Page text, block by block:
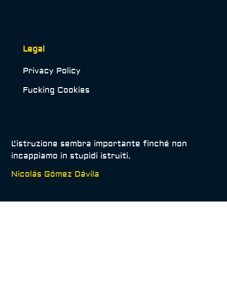
Legal
Privacy Policy
Fucking Cookies
L'istruzione sembra importante finché non
incappiamo in stupidi istruiti.
Nicolás Gómez Dávila